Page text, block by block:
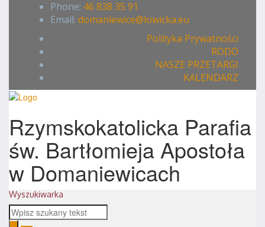
Phone: 46 838 35 91
Email: domaniewice@lowicka.eu
Polityka Prywatności
RODO
NASZE PRZETARGI
KALENDARZ
Rzymskokatolicka Parafia
św. Bartłomieja Apostoła
w Domaniewicach
Wyszukiwarka